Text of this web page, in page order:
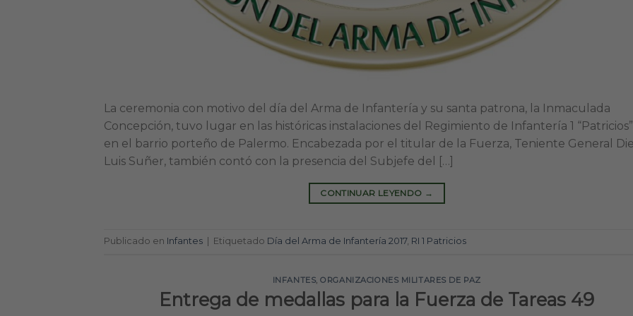
La ceremonia con motivo del día del Arma de Infantería y su santa patrona, la Inmaculada
Concepción, tuvo lugar en las históricas instalaciones del Regimiento de Infantería 1
en el barrio porteño de Palermo. Encabezada por el titular de la Fuerza, Teniente General
Luis Suñer, también contó con la presencia del Subjefe del […]
CONTINUAR LEYENDO →
Publicado en Infantes Etiquetado Día del Arma de Infantería 2017, RI 1 Patricios
INFANTES ,ORGANIZACIONES MILITARES DE PAZ
Entrega de medallas para la Fuerza de Tareas 49